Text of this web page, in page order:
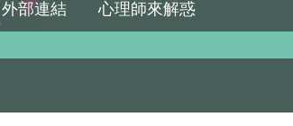
外部連結 心理師來解惑